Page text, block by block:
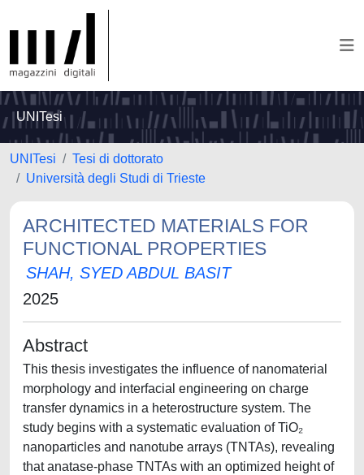
UNITesi
UNITesi
Tesi di dottorato
Università degli Studi di Trieste
ARCHITECTED MATERIALS FOR
FUNCTIONAL PROPERTIES
SHAH, SYED ABDUL BASIT
2025
Abstract
This thesis investigates the influence of nanomaterial
morphology and interfacial engineering on charge
transfer dynamics in a heterostructure system. The
study begins with a systematic evaluation of TiO₂
nanoparticles and nanotube arrays (TNTAs), revealing
that anatase-phase TNTAs with an optimized height of